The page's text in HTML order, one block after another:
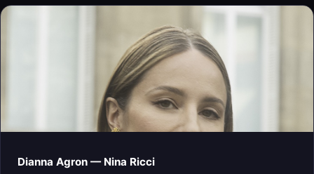
Dianna Agron — Nina Ricci